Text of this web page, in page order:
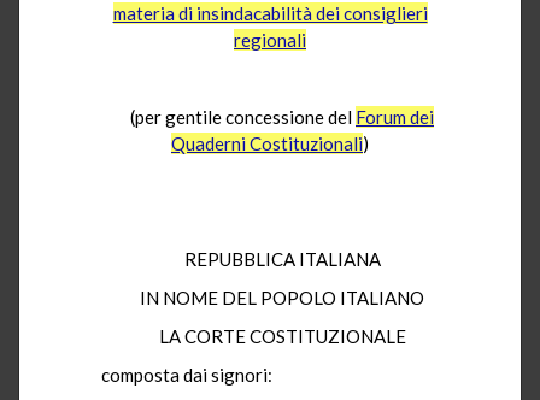
materia di insindacabilità dei consiglieri
regionali
(per gentile concessione del Forum dei
Quaderni Costituzionali)
REPUBBLICA ITALIANA
IN NOME DEL POPOLO ITALIANO
LA CORTE COSTITUZIONALE
composta dai signori: